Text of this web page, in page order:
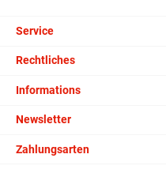
Service
Rechtliches
Informations
Newsletter
Zahlungsarten